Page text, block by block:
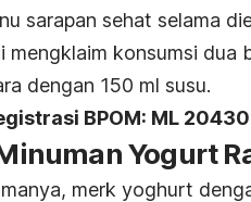
sarapan sehat selama
mengklaim konsumsi dua
dengan 150 ml susu.
BPOM: ML
Yogurt
merk yoghurt